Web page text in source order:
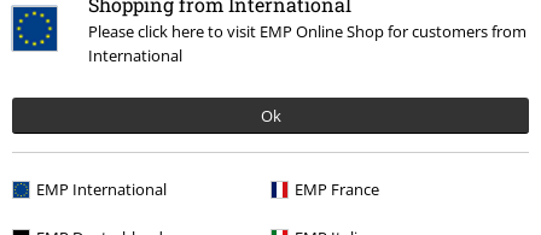
Please click here to visit EMP Online Shop for customers from
International
Ok
EMP International EMP France
15%
E-mailnieuwsbrief
korting!Meer info